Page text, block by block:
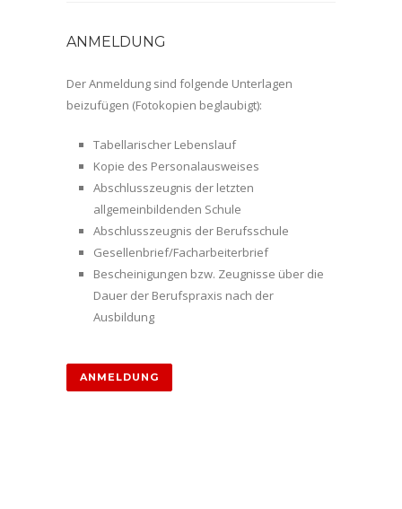
ANMELDUNG
Der Anmeldung sind folgende Unterlagen
beizufügen (Fotokopien beglaubigt):
Tabellarischer Lebenslauf
Kopie des Personalausweises
Abschlusszeugnis der letzten
allgemeinbildenden Schule
Abschlusszeugnis der Berufsschule
Gesellenbrief/Facharbeiterbrief
Bescheinigungen bzw. Zeugnisse über die
Dauer der Berufspraxis nach der
Ausbildung
ANMELDUNG